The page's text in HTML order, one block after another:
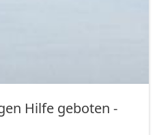
Hilfe geboten -